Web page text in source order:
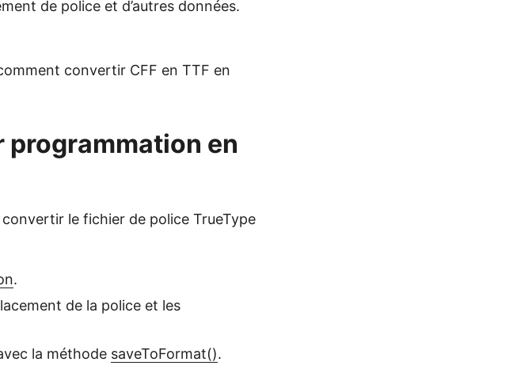
de police et d’autres données.
convertir CFF en TTF en
programmation en
le fichier de police TrueType
.
de la police et les
la méthode saveToFormat().